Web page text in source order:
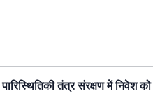
पारिस्थितिकीतंत्रसंरक्षणमेंनिवेशको